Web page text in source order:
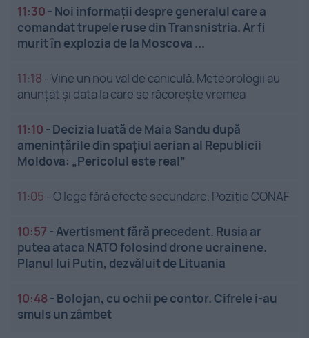
11:30 - Noi informații despre generalul care a
comandat trupele ruse din Transnistria. Ar fi
murit în explozia de la Moscova ...
11:18 -Vine un nou val de caniculă. Meteorologii au
anunțat și data la care se răcorește vremea
11:10 - Decizia luată de Maia Sandu după
amenințările din spațiul aerian al Republicii
Moldova: „Pericolul este real”
11:05 -O lege fără efecte secundare. Poziție CONAF
10:57 -Avertisment fără precedent. Rusia ar
putea ataca NATO folosind drone ucrainene.
Planul lui Putin, dezvăluit de Lituania
10:48 - Bolojan, cu ochii pe contor. Cifrele i-au
smuls un zâmbet